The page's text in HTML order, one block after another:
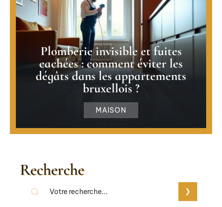
Plomberie invisible et fuites
cachées : comment éviter les
dégâts dans les appartements
bruxellois ?
MAISON
Recherche